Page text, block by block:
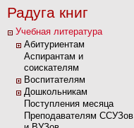
Радуга книг
Учебная литература
Абитуриентам
Аспирантам и
соискателям
Воспитателям
Дошкольникам
Поступления месяца
Преподавателям ССУЗов